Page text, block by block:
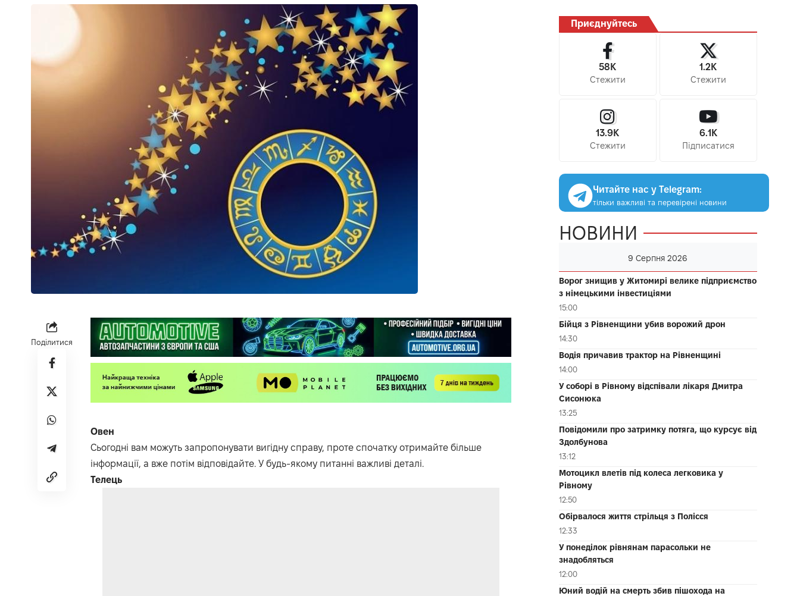
Поділитися
Овен
Сьогодні вам можуть запропонувати вигідну справу, проте спочатку отримайте більше
інформації, а вже потім відповідайте. У будь-якому питанні важливі деталі.
Телець
Приєднуйтесь
58K
Стежити
1.2K
Стежити
13.9K
Стежити
6.1K
Підписатися
Читайте нас у Telegram:
тільки важливі та перевірені новини
НОВИНИ
9 Серпня 2026
Ворог знищив у Житомирі велике підприємство
з німецькими інвестиціями
15:00
Бійця з Рівненщини убив ворожий дрон
14:30
Водія причавив трактор на Рівненщині
14:00
У соборі в Рівному відспівали лікаря Дмитра
Сисонюка
13:25
Повідомили про затримку потяга, що курсує від
Здолбунова
13:12
Мотоцикл влетів під колеса легковика у
Рівному
12:50
Обірвалося життя стрільця з Полісся
12:33
У понеділок рівнянам парасольки не
знадобляться
12:00
Юний водій на смерть збив пішохода на